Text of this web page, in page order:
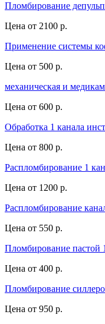
Пломбирование
Цена от 2100 р.
Применение системы
Цена от 500 р.
механическая и
Цена от 600 р.
Обработка 1 канала
Цена от 800 р.
Распломбирование 1
Цена от 1200 р.
Распломбирование
Цена от 550 р.
Пломбирование пастой
Цена от 400 р.
Пломбирование
Цена от 950 р.